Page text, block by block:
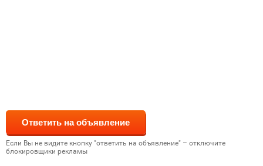
Если Вы не видите кнопку "ответить на объявление" – отключите
блокировщики рекламы